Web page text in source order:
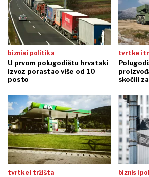
biznis i politika
U prvom polugodištu hrvatski
izvoz porastao više od 10
posto
tvrtke i
skočili
tvrtke i tržišta biznis i